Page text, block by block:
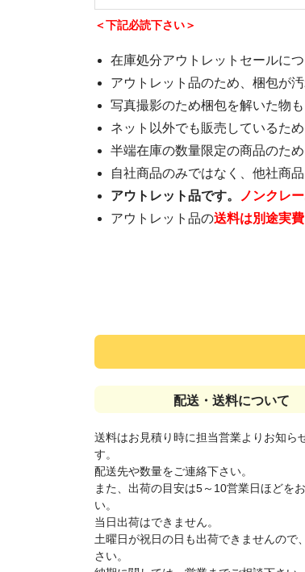
＜下記必読下さい＞
在庫処分アウトレットセールに
アウトレット品のため、梱包が
写真撮影のため梱包を解いた物
ネット以外でも販売しているた
半端在庫の数量限定の商品のた
自社商品のみではなく、他社商
アウトレット品です。
ノンクレ
アウトレット品の送料は別途実
配送・送料について
送料はお見積り時に担当営業よりお知ら
す。
配送先や数量をご連絡下さい。
また、出荷の目安は5～10営業日ほどを
い。
当日出荷はできません。
土曜日が祝日の日も出荷できませんので
さい。